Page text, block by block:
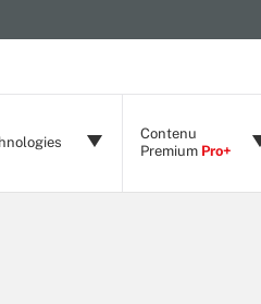
Contenu
Premium Pro+